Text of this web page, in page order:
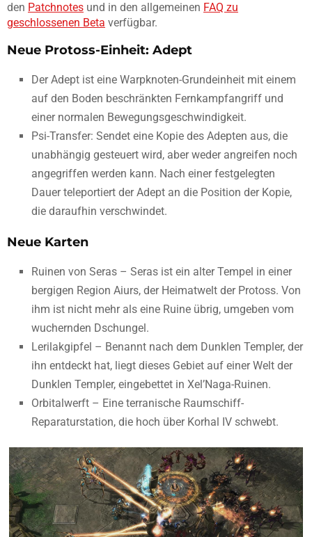
den Patchnotes und in den allgemeinen FAQ zu
geschlossenen Beta verfügbar.
Neue Protoss-Einheit: Adept
Der Adept ist eine Warpknoten-Grundeinheit mit einem
auf den Boden beschränkten Fernkampfangriff und
einer normalen Bewegungsgeschwindigkeit.
Psi-Transfer: Sendet eine Kopie des Adepten aus, die
unabhängig gesteuert wird, aber weder angreifen noch
angegriffen werden kann. Nach einer festgelegten
Dauer teleportiert der Adept an die Position der Kopie,
die daraufhin verschwindet.
Neue Karten
Ruinen von Seras – Seras ist ein alter Tempel in einer
bergigen Region Aiurs, der Heimatwelt der Protoss. Von
ihm ist nicht mehr als eine Ruine übrig, umgeben vom
wuchernden Dschungel.
Lerilakgipfel – Benannt nach dem Dunklen Templer, der
ihn entdeckt hat, liegt dieses Gebiet auf einer Welt der
Dunklen Templer, eingebettet in Xel’Naga-Ruinen.
Orbitalwerft – Eine terranische Raumschiff-
Reparaturstation, die hoch über Korhal IV schwebt.